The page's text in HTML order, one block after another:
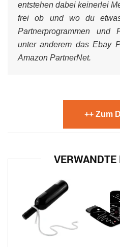
entstehen dabei keinerlei
frei ob und wo du
Partnerprogrammen und
unter anderem das Ebay
Amazon PartnerNet.
++ Zum